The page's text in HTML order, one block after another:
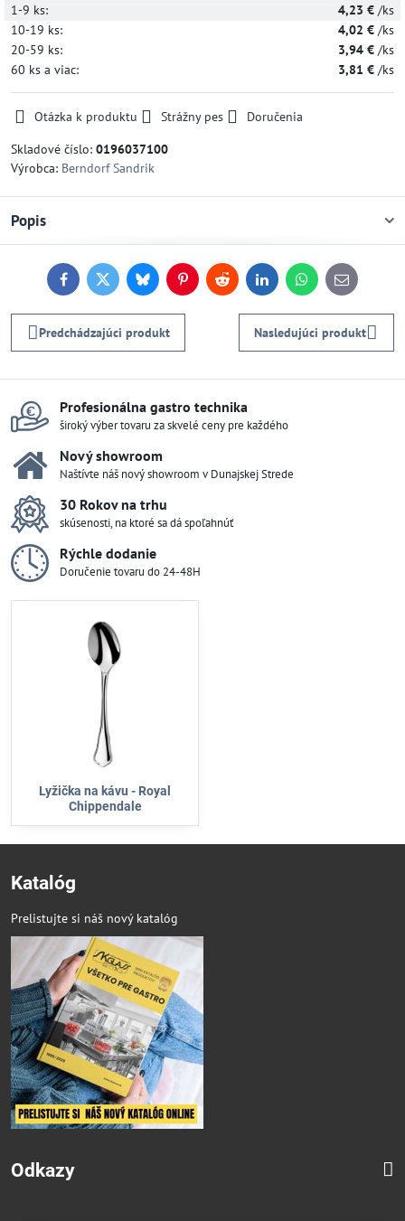
1-9 ks: 4,23 € /ks
10-19 ks: 4,02 € /ks
20-59 ks: 3,94 € /ks
60 ks a viac: 3,81 € /ks
Otázka k produktu Strážny pes
Doručenia
Skladové číslo: 0196037100
Výrobca: Berndorf Sandrik
Popis
FacebookTwitterBlueskyPinterestReddit LinkedInWhatsApp
E-
mail
Predchádzajúci produkt Nasledujúci produkt
Profesionálna gastro technika
široký výber tovaru za skvelé ceny pre každého
Nový showroom
Naštívte náš nový showroom v Dunajskej Strede
30 Rokov na trhu
skúsenosti, na ktoré sa dá spoľahnúť
Rýchle dodanie
Doručenie tovaru do 24-48H
Lyžička na kávu - Royal
Chippendale
Katalóg
Prelistujte si náš nový katalóg
Odkazy